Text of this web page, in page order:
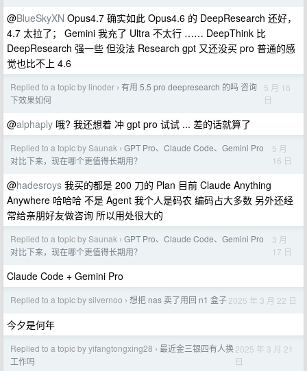
@BlueSkyXN Opus4.7 确实如此 Opus4.6 的 DeepResearch 还好，
4.7 太拉了； Gemini 我充了 Ultra 不太行 …… DeepThink 比
DeepResearch 强一些 但没法 Research gpt 又还没买 pro 普通的感
觉也比不上 4.6
Replied to a topic by linoder › 有用 5.5 pro deepresearch 的吗 咨询
下效果如何
5 月 16
日
@alphaply 哦? 我还想着 冲 gpt pro 试试 ... 差的话就算了
Replied to a topic by Saunak › GPT Pro、Claude Code、Gemini Pro
对比下来，现在哪个更值得长期用？
5 月
16 日
@hadesroys 我买的都是 200 刀的 Plan 目前 Claude Anything
Anywhere 哈哈哈 不是 Agent 我个人是码农 编码占大多数 另外还经
常给亲朋好友做咨询 所以用处很大的
Replied to a topic by Saunak › GPT Pro、Claude Code、Gemini Pro
对比下来，现在哪个更值得长期用？
3 月
17 日
Claude Code + Gemini Pro
Replied to a topic by silvernoo › 想把 nas 卖了用回 n1 盒子2025 年 3 月 22 日
今夕是何年
Replied to a topic by yifangtongxing28 › 最近金三银四有人换
工作吗
2025 年 3 月 21
日